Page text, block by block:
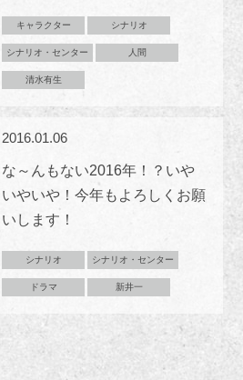
キャラクター シナリオ
シナリオ・センター 人間
清水有生
2016.01.06
な～んもない2016年！？いや
いやいや！今年もよろしくお願
いします！
シナリオ シナリオ・センター
ドラマ 新井一